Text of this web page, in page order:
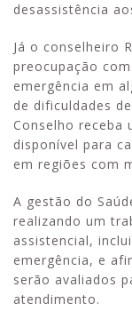
desassistência
Já o conselheiro
preocupação
emergência em
de dificuldades
Conselho receba
disponível para
em regiões com
A gestão do
realizando um
assistencial,
emergência, e
serão avaliados
atendimento.